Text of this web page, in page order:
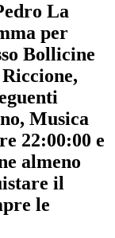
La
per
Bollicine
, Musica
22:00:00 e
almeno
il
le